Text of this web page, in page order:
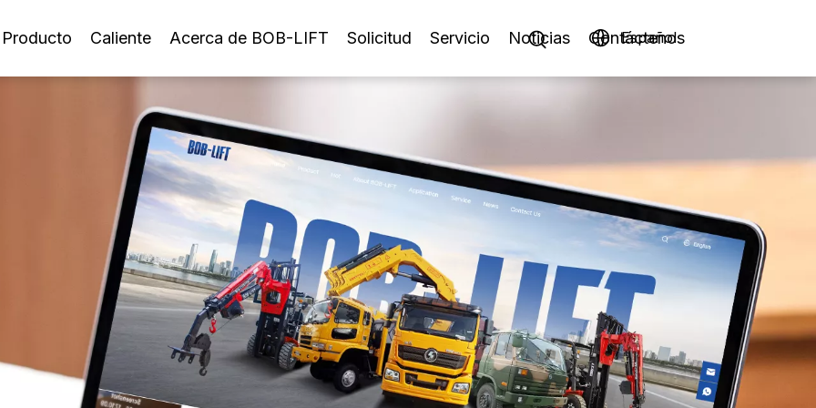
Producto Caliente Acerca de BOB-LIFT Solicitud Servicio Noticias Contáctenos
Español